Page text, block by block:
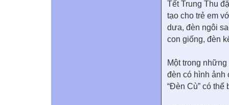
Tết Trung Thu
tạo cho trẻ em
dưa, đèn ngôi
con giống, đèn
Một trong
đèn có hình ảnh
“Đèn Cù” có thể